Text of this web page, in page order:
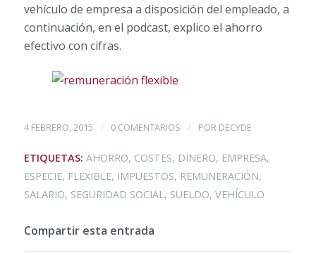
vehículo de empresa a disposición del empleado, a
continuación, en el podcast, explico el ahorro
efectivo con cifras.
4 FEBRERO, 2015 / 0 COMENTARIOS / POR DECYDE
ETIQUETAS: AHORRO, COSTES, DINERO, EMPRESA,
ESPECIE, FLEXIBLE, IMPUESTOS, REMUNERACIÓN,
SALARIO, SEGURIDAD SOCIAL, SUELDO, VEHÍCULO
Compartir esta entrada